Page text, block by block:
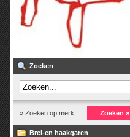
Zoeken
» Zoeken op merk Zoeken »
Brei-en haakgaren